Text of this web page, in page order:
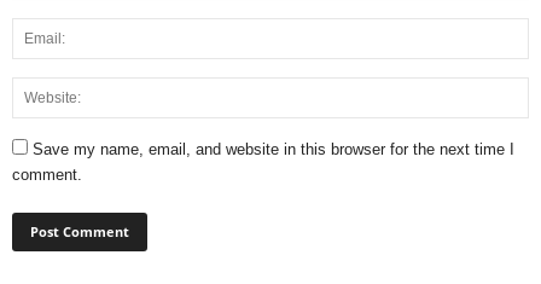
Save my name, email, and website in this browser for the next time I
comment.